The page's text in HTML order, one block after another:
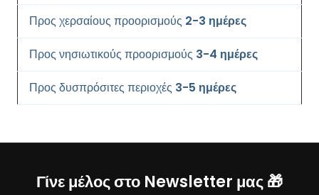
Προς χερσαίους προορισμούς 2-3 ημέρες
Προς νησιωτικούς προορισμούς 3-4 ημέρες
Προς δυσπρόσιτες περιοχές 3-5 ημέρες
Γίνε μέλος στο Newsletter μας 🎁